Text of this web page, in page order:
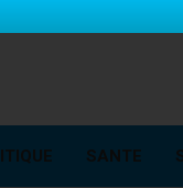
SANTE